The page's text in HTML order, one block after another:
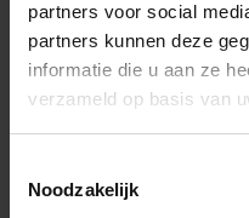
partners voor social
partners kunnen deze
informatie die u aan ze
verzameld op basis van
Noodzakelijk
Previous
Andere Series van Wow